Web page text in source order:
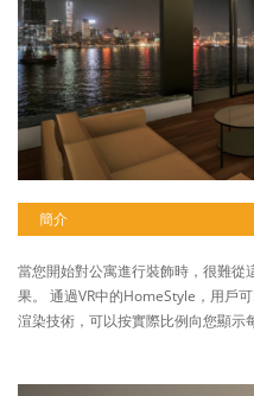
簡介
當您開始對公寓進行裝飾時，很難從
果。 通過VR中的HomeStyle，用戶
渲染技術，可以按實際比例向您顯示